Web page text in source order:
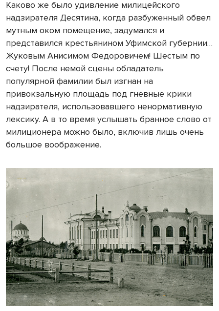
Каково же было удивление милицейского
надзирателя Десятина, когда разбуженный обвел
мутным оком помещение, задумался и
представился крестьянином Уфимской губернии…
Жуковым Анисимом Федоровичем! Шестым по
счету! После немой сцены обладатель
популярной фамилии был изгнан на
привокзальную площадь под гневные крики
надзирателя, использовавшего ненормативную
лексику. А в то время услышать бранное слово от
милиционера можно было, включив лишь очень
большое воображение.